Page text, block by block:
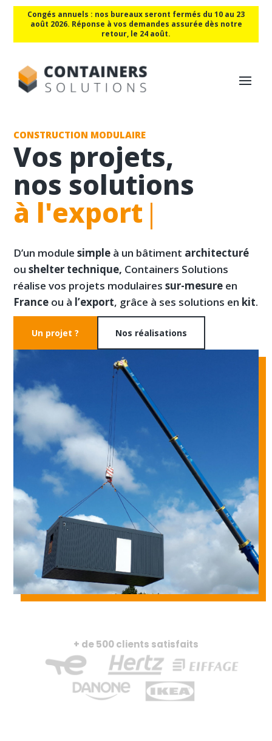
Congés annuels : nos bureaux seront fermés du 10 au 23
août 2026. Réponse à vos demandes assurée dès notre
retour, le 24 août.
CONSTRUCTION MODULAIRE
Vos projets,
nos solutions
en kit|
D’un modulesimple à un bâtiment architecturé
oushelter technique, Containers Solutions
réalise vos projets modulairessur-mesure en
France ou à l’export, grâce à ses solutions en kit.
Un projet ? Nos réalisations
+ de 500 clients satisfaits